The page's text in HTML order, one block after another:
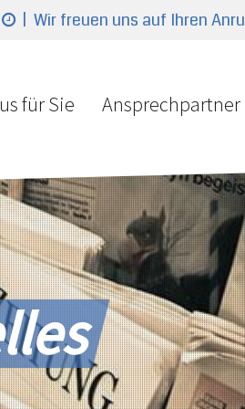
| Wir freuen uns auf Ihren
für Sie Ansprechpartner